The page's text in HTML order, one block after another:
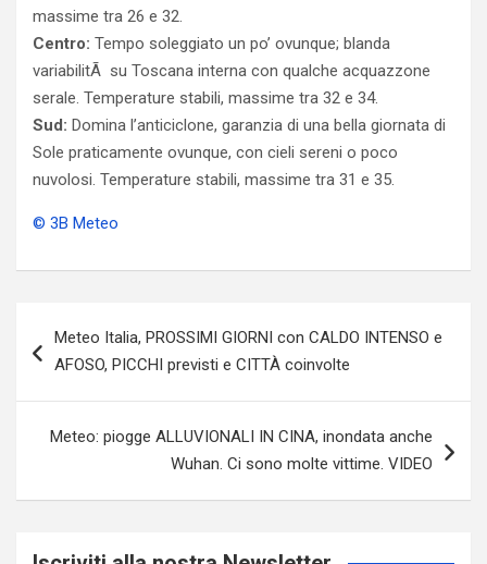
massime tra 26 e 32.
Centro: Tempo soleggiato un po’ ovunque; blanda
variabilitÃ su Toscana interna con qualche acquazzone
serale. Temperature stabili, massime tra 32 e 34.
Sud: Domina l’anticiclone, garanzia di una bella giornata di
Sole praticamente ovunque, con cieli sereni o poco
nuvolosi. Temperature stabili, massime tra 31 e 35.
© 3B Meteo
articoli
Meteo Italia, PROSSIMI GIORNI con CALDO INTENSO e
AFOSO, PICCHI previsti e CITTÀ coinvolte
Meteo: piogge ALLUVIONALI IN CINA, inondata anche
Wuhan. Ci sono molte vittime. VIDEO